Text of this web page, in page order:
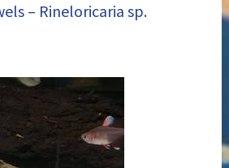
– Rineloricaria sp.